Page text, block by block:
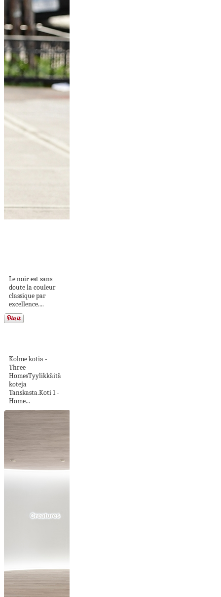
Le noir est sans
doute la couleur
classique par
excellence....
Kolme kotia -
Three
HomesTyylikkäitä
koteja
Tanskasta.Koti 1 -
Home...